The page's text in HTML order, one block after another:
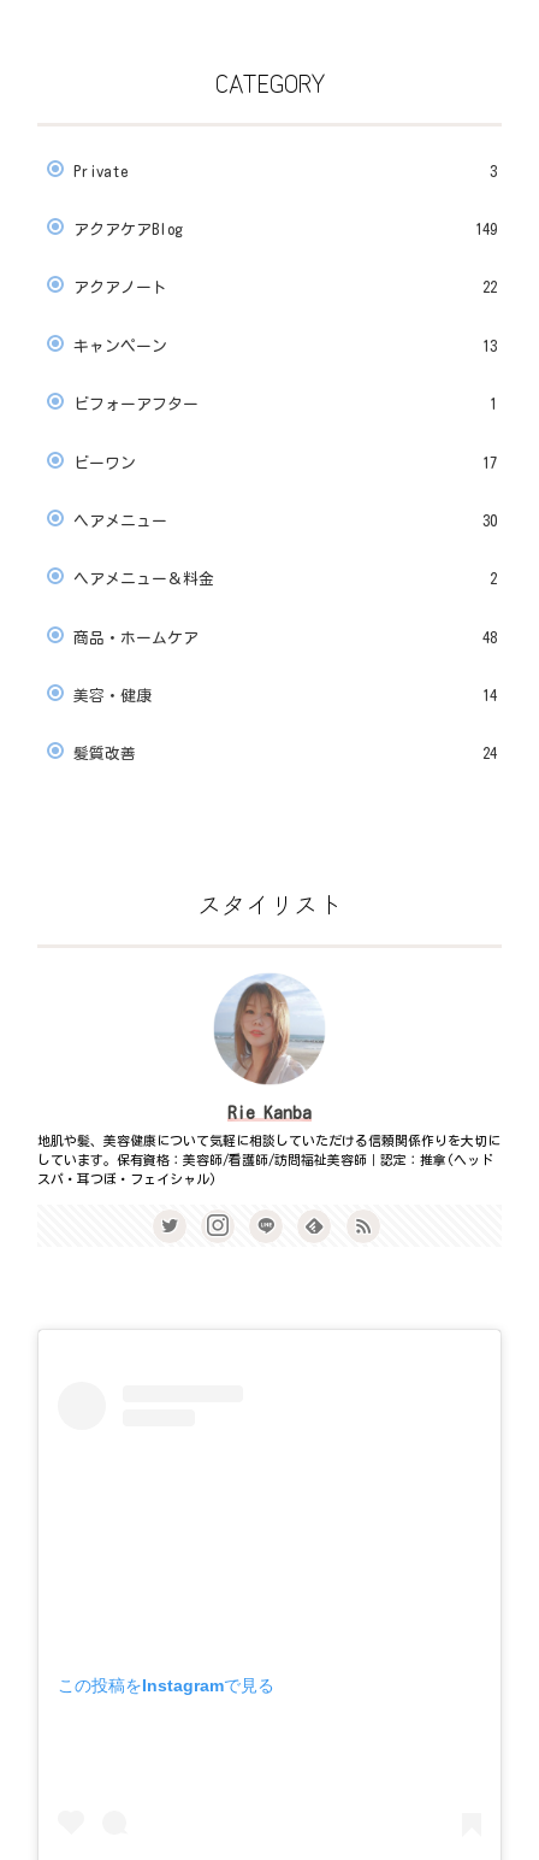
CATEGORY
Private 3
アクアケアBlog 149
アクアノート 22
キャンペーン 13
ビフォーアフター 1
ビーワン 17
ヘアメニュー 30
ヘアメニュー＆料金 2
商品・ホームケア 48
美容・健康 14
髪質改善 24
スタイリスト
Rie Kanba
地肌や髪、美容健康について気軽に相談していただける信頼関係作りを大切に
しています。保有資格：美容師/看護師/訪問福祉美容師｜認定：推拿(ヘッド
スパ・耳つぼ・フェイシャル)
この投稿をInstagramで見る